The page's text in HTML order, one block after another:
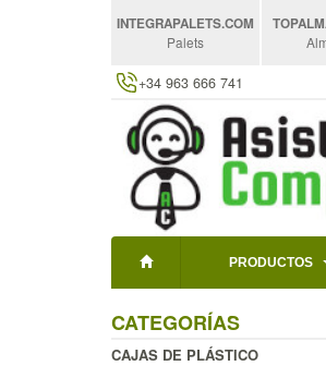
INTEGRAPALETS.COM
Palets
+34 963 666 741
PRODUCTOS
CATEGORÍAS
CAJAS DE PLÁSTICO